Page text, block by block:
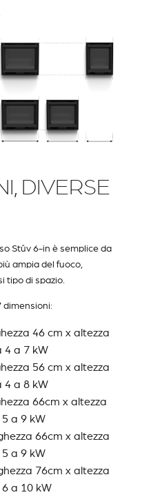
DIVERSE
Stûv 6-in è semplice da
ampia del fuoco,
tipo di spazio.
dimensioni:
46 cm x altezza
4 a 7 kW
56 cm x altezza
4 a 8 kW
66cm x altezza
a 9 kW
66cm x altezza
a 9 kW
76cm x altezza
a 10 kW